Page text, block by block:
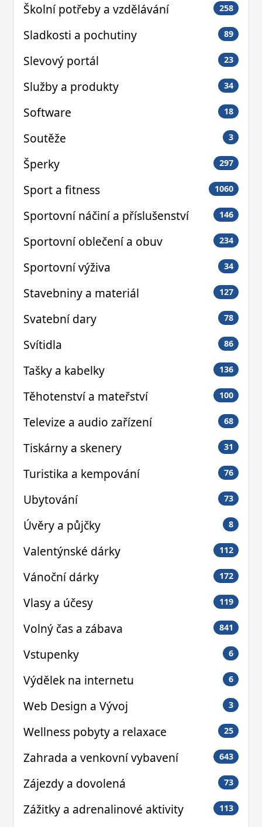
Školní potřeby a vzdělávání 258
Sladkosti a pochutiny 89
Slevový portál 23
Služby a produkty 34
Software 18
Soutěže 3
Šperky 297
Sport a fitness 1060
Sportovní náčiní a příslušenství 146
Sportovní oblečení a obuv 234
Sportovní výživa 34
Stavebniny a materiál 127
Svatební dary 78
Svítidla 86
Tašky a kabelky 136
Těhotenství a mateřství 100
Televize a audio zařízení 68
Tiskárny a skenery 31
Turistika a kempování 76
Ubytování 73
Úvěry a půjčky 8
Valentýnské dárky 112
Vánoční dárky 172
Vlasy a účesy 119
Volný čas a zábava 841
Vstupenky 6
Výdělek na internetu 6
Web Design a Vývoj 3
Wellness pobyty a relaxace 25
Zahrada a venkovní vybavení 643
Zájezdy a dovolená 73
Zážitky a adrenalinové aktivity 113